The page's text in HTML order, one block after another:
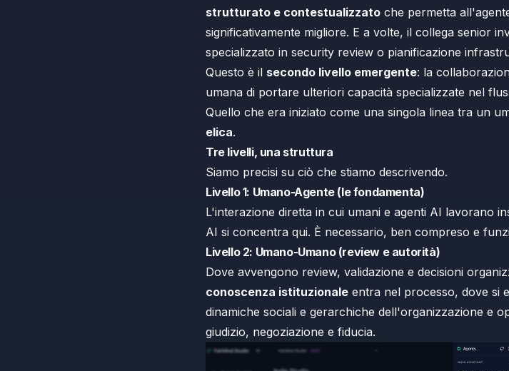
strutturato e contestualizzato che permetta
significativamente migliore. E a volte, il collega senior
specializzato in security review o pianificazione
Questo è il secondo livello emergente: la
umana di portare ulteriori capacità specializzate nel
Quello che era iniziato come una singola linea tra un
elica.
Tre livelli, una struttura
Siamo precisi su ciò che stiamo descrivendo.
Livello 1: Umano-Agente (le fondamenta)
L'interazione diretta in cui umani e agenti AI lavorano
AI si concentra qui. È necessario, ben compreso e
Livello 2: Umano-Umano (review e autorità)
Dove avvengono review, validazione e decisioni
conoscenza istituzionale entra nel processo, dove si
dinamiche sociali e gerarchiche dell'organizzazione e
giudizio, negoziazione e fiducia.